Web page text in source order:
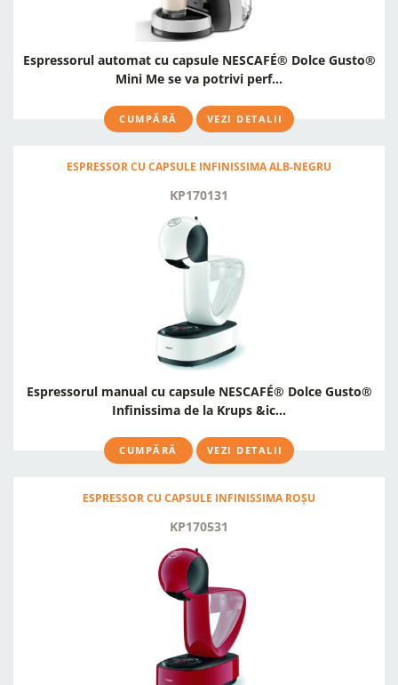
Espressorul automat cu capsule NESCAFÉ® Dolce Gusto®
Mini Me se va potrivi perf...
CUMPĂRĂ VEZI DETALII
ESPRESSOR CU CAPSULE INFINISSIMA ALB-NEGRU
KP170131
Espressorul manual cu capsule NESCAFÉ® Dolce Gusto®
Infinissima de la Krups &ic...
CUMPĂRĂ VEZI DETALII
ESPRESSOR CU CAPSULE INFINISSIMA ROȘU
KP170531